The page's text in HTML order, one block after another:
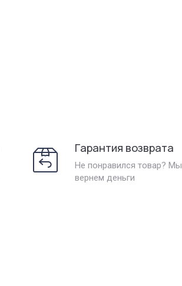
Гарантия возврата
Не понравился товар? Мы
вернем деньги